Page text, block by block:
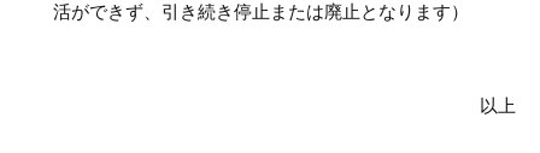
活ができず、引き続き停止または廃止となります）
以上